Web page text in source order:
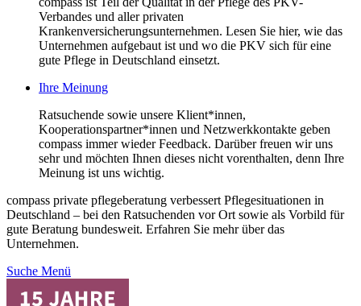
Verbandes und aller privaten
Krankenversicherungsunternehmen. Lesen Sie hier, wie das
Unternehmen aufgebaut ist und wo die PKV sich für eine
gute Pflege in Deutschland einsetzt.
Ihre Meinung
Ratsuchende sowie unsere Klient*innen,
Kooperationspartner*innen und Netzwerkkontakte geben
compass immer wieder Feedback. Darüber freuen wir uns
sehr und möchten Ihnen dieses nicht vorenthalten, denn Ihre
Meinung ist uns wichtig.
compass private pflegeberatung verbessert Pflegesituationen in
Deutschland – bei den Ratsuchenden vor Ort sowie als Vorbild für
gute Beratung bundesweit. Erfahren Sie mehr über das
Unternehmen.
Suche Menü